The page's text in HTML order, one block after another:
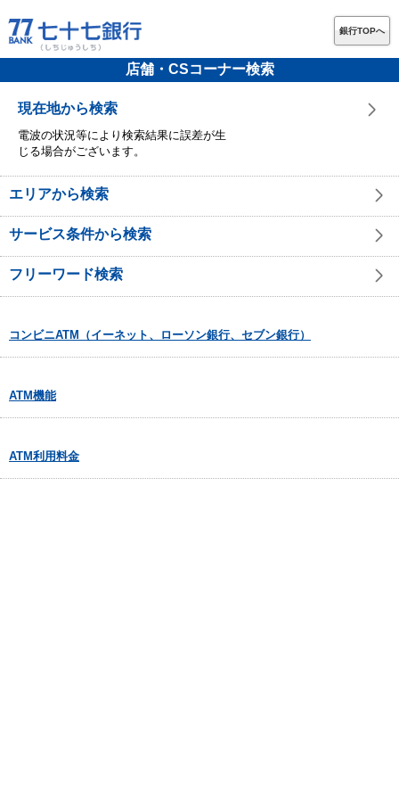
銀行TOPへ
店舗・CSコーナー検索
現在地から検索
電波の状況等により検索結果に誤差が生
じる場合がございます。
エリアから検索
サービス条件から検索
フリーワード検索
コンビニATM（イーネット、ローソン銀行、セブン銀行）
ATM機能
ATM利用料金